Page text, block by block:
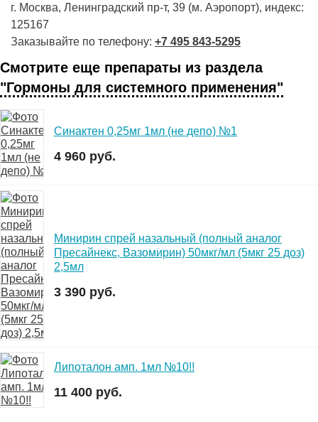
г. Москва, Ленинградский пр-т, 39 (м. Аэропорт), индекс:
125167
Заказывайте по телефону: +7 495 843-5295
Смотрите еще препараты из раздела
"Гормоны для системного применения"
Синактен 0,25мг 1мл (не депо) №1
4 960 руб.
Минирин спрей назальный (полный аналог
Пресайнекс, Вазомирин) 50мкг/мл (5мкг 25 доз)
2,5мл
3 390 руб.
Липоталон амп. 1мл №10!!
11 400 руб.